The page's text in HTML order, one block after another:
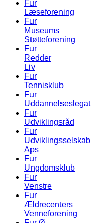
Fur
Læseforening
Fur
Museums
Støtteforening
Fur
Redder
Liv
Fur
Tennisklub
Fur
Uddannelseslegat
Fur
Udviklingsråd
Fur
Udviklingsselskab
Aps
Fur
Ungdomsklub
Fur
Venstre
Fur
Ældrecenters
Venneforening